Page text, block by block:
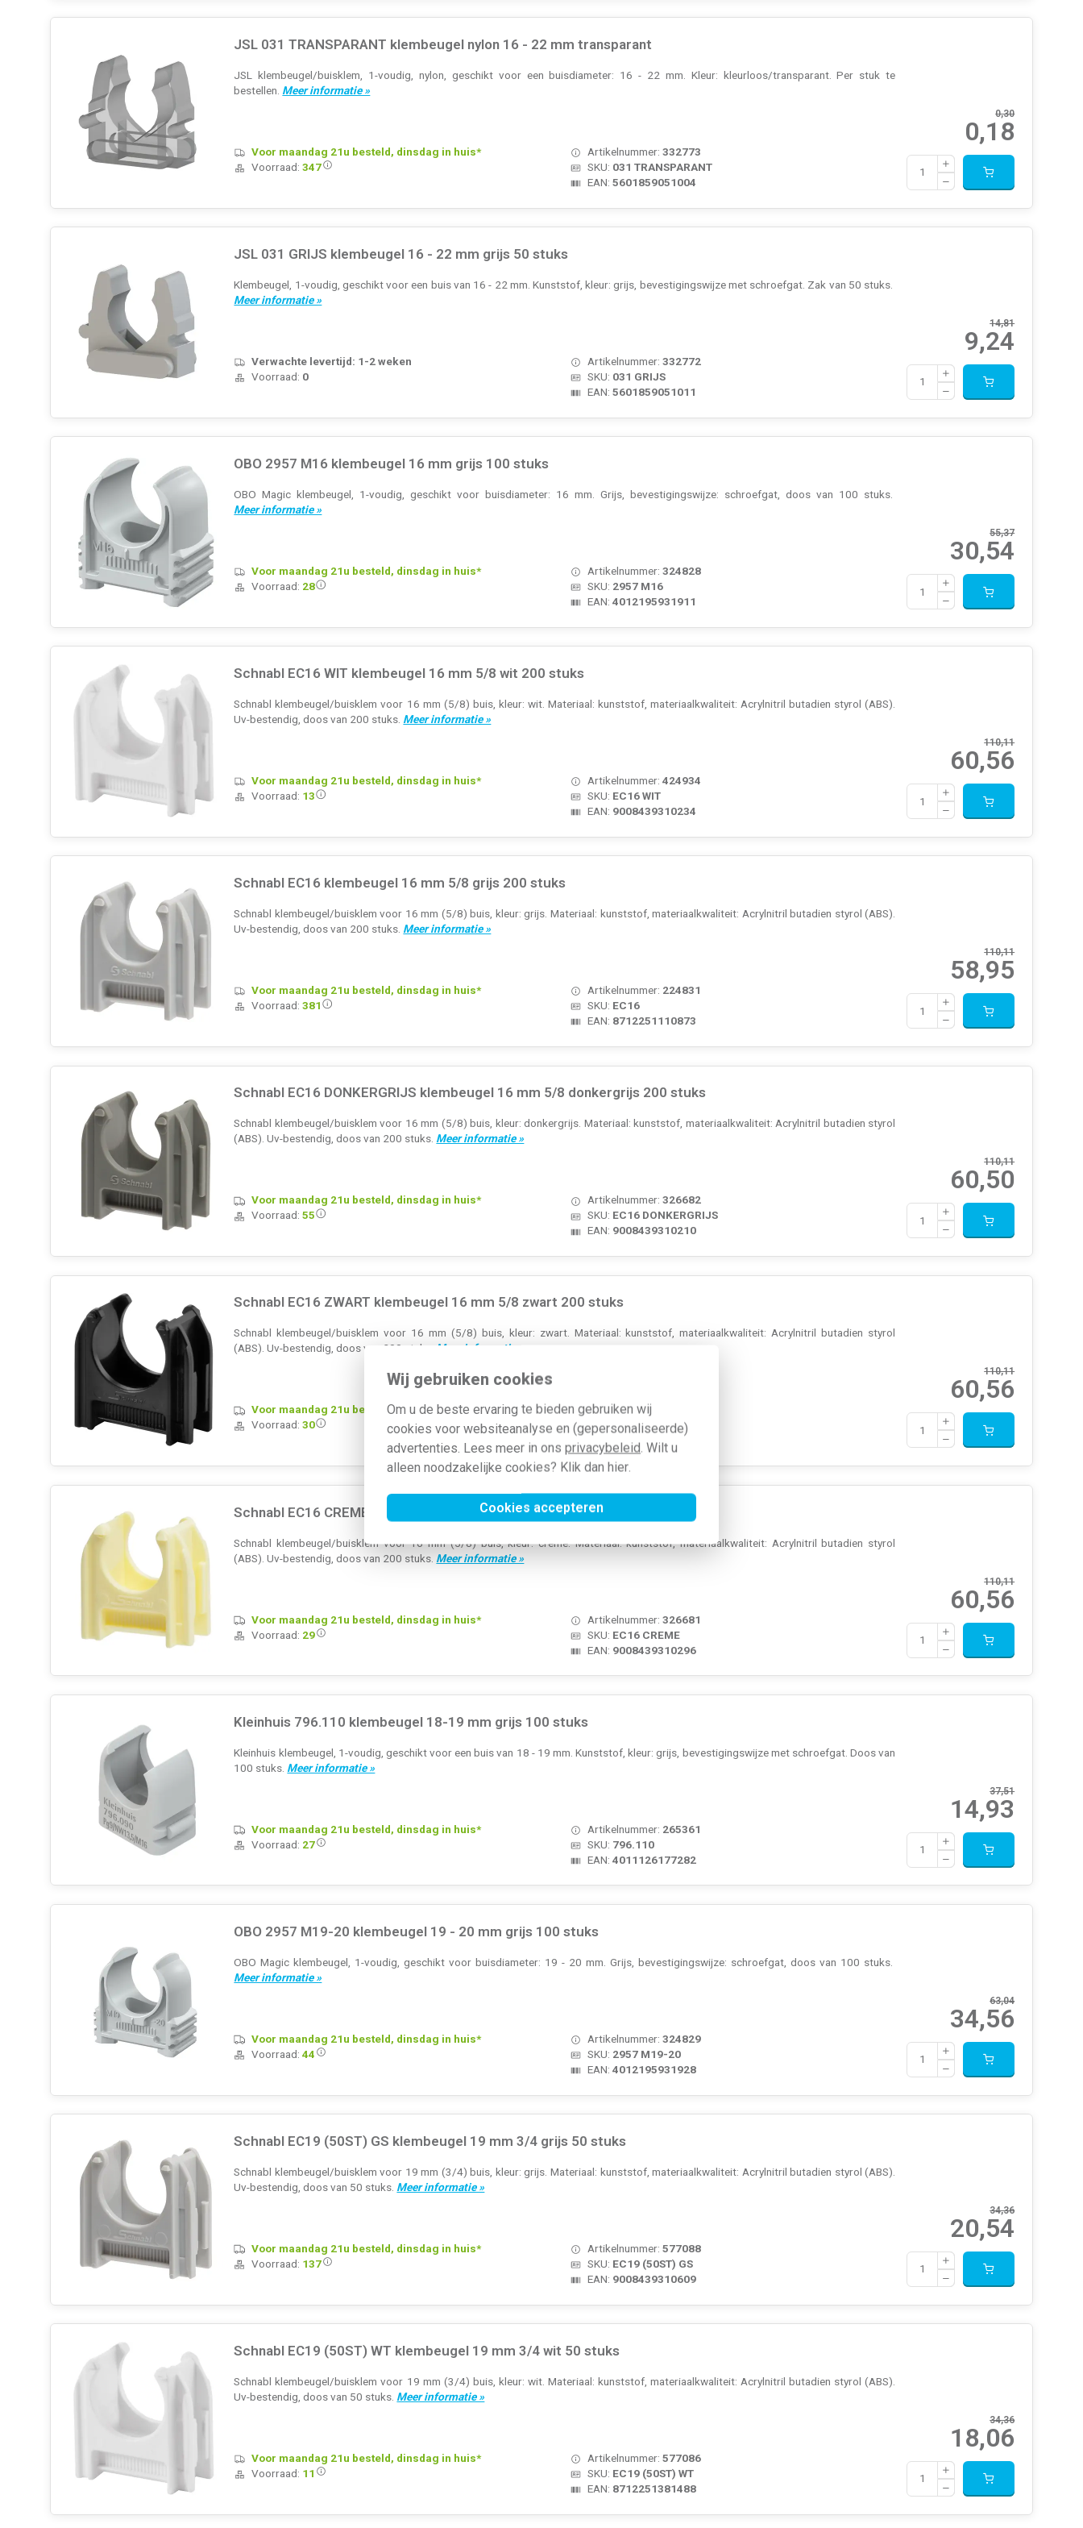
Wij gebruiken cookies
Om u de beste ervaring te bieden gebruiken wij
cookies voor websiteanalyse en (gepersonaliseerde)
advertenties. Lees meer in ons privacybeleid. Wilt u
alleen noodzakelijke cookies? Klik dan hier.
Cookies accepteren
JSL 031 TRANSPARANT klembeugel nylon 16 - 22 mm transparant
JSL klembeugel/buisklem, 1-voudig, nylon, geschikt voor een buisdiameter: 16 - 22 mm. Kleur: kleurloos/transparant. Per stuk te
bestellen. Meer informatie »
0,30
0,18
Artikelnummer:332773
SKU: 031 TRANSPARANT
EAN:5601859051004
Voor maandag 21u besteld, dinsdag in huis*
Voorraad: 347
JSL 031 GRIJS klembeugel 16 - 22 mm grijs 50 stuks
Klembeugel, 1-voudig, geschikt voor een buis van 16 - 22 mm. Kunststof, kleur: grijs, bevestigingswijze met schroefgat. Zak van 50 stuks.
Meer informatie »
14,81
9,24
Artikelnummer:332772
SKU: 031 GRIJS
EAN:5601859051011
Verwachte levertijd: 1-2 weken
Voorraad: 0
OBO 2957 M16 klembeugel 16 mm grijs 100 stuks
OBO Magic klembeugel, 1-voudig, geschikt voor buisdiameter: 16 mm. Grijs, bevestigingswijze: schroefgat, doos van 100 stuks.
Meer informatie »
55,37
30,54
Artikelnummer:324828
SKU: 2957 M16
EAN:4012195931911
Voor maandag 21u besteld, dinsdag in huis*
Voorraad: 28
Schnabl EC16 WIT klembeugel 16 mm 5/8 wit 200 stuks
Schnabl klembeugel/buisklem voor 16 mm (5/8) buis, kleur: wit. Materiaal: kunststof, materiaalkwaliteit: Acrylnitril butadien styrol (ABS).
Uv-bestendig, doos van 200 stuks. Meer informatie »
110,11
60,56
Artikelnummer:424934
SKU: EC16 WIT
EAN: 9008439310234
Voor maandag 21u besteld, dinsdag in huis*
Voorraad: 13
Schnabl EC16 klembeugel 16 mm 5/8 grijs 200 stuks
Schnabl klembeugel/buisklem voor 16 mm (5/8) buis, kleur: grijs. Materiaal: kunststof, materiaalkwaliteit: Acrylnitril butadien styrol (ABS).
Uv-bestendig, doos van 200 stuks. Meer informatie »
110,11
58,95
Artikelnummer: 224831
SKU: EC16
EAN: 8712251110873
Voor maandag 21u besteld, dinsdag in huis*
Voorraad: 381
Schnabl EC16 DONKERGRIJS klembeugel 16 mm 5/8 donkergrijs 200 stuks
Schnabl klembeugel/buisklem voor 16 mm (5/8) buis, kleur: donkergrijs. Materiaal: kunststof, materiaalkwaliteit: Acrylnitril butadien styrol
(ABS). Uv-bestendig, doos van 200 stuks. Meer informatie »
110,11
60,50
Artikelnummer:326682
SKU: EC16 DONKERGRIJS
EAN: 9008439310210
Voor maandag 21u besteld, dinsdag in huis*
Voorraad: 55
Schnabl EC16 ZWART klembeugel 16 mm 5/8 zwart 200 stuks
Schnabl klembeugel/buisklem voor 16 mm (5/8) buis, kleur: zwart. Materiaal: kunststof, materiaalkwaliteit: Acrylnitril butadien styrol
(ABS). Uv-bestendig, doos van 200 stuks.
Meer informatie »
110,11
60,56
Artikelnummer:
SKU:EC16 ZWART
EAN:
9008439310241
Voor maandag 21u besteld, dinsdag in huis*
Voorraad: 30
Schnabl EC16 CREME klembeugel 16 mm 5/8 creme 200 stuks
Schnabl klembeugel/buisklem voor 16 mm (5/8) buis, kleur: crème. Materiaal: kunststof, materiaalkwaliteit: Acrylnitril butadien styrol
(ABS). Uv-bestendig, doos van 200 stuks. Meer informatie »
110,11
60,56
Artikelnummer:326681
SKU: EC16 CREME
EAN: 9008439310296
Voor maandag 21u besteld, dinsdag in huis*
Voorraad: 29
Kleinhuis 796.110 klembeugel 18-19 mm grijs 100 stuks
Kleinhuis klembeugel, 1-voudig, geschikt voor een buis van 18 - 19 mm. Kunststof, kleur: grijs, bevestigingswijze met schroefgat. Doos van
100 stuks. Meer informatie »
37,51
14,93
Artikelnummer: 265361
SKU: 796.110
EAN:4011126177282
Voor maandag 21u besteld, dinsdag in huis*
Voorraad: 27
OBO 2957 M19-20 klembeugel 19 - 20 mm grijs 100 stuks
OBO Magic klembeugel, 1-voudig, geschikt voor buisdiameter: 19 - 20 mm. Grijs, bevestigingswijze: schroefgat, doos van 100 stuks.
Meer informatie »
63,04
34,56
Artikelnummer:324829
SKU: 2957 M19-20
EAN:4012195931928
Voor maandag 21u besteld, dinsdag in huis*
Voorraad: 44
Schnabl EC19 (50ST) GS klembeugel 19 mm 3/4 grijs 50 stuks
Schnabl klembeugel/buisklem voor 19 mm (3/4) buis, kleur: grijs. Materiaal: kunststof, materiaalkwaliteit: Acrylnitril butadien styrol (ABS).
Uv-bestendig, doos van 50 stuks. Meer informatie »
34,36
20,54
Artikelnummer:577088
SKU: EC19 (50ST) GS
EAN: 9008439310609
Voor maandag 21u besteld, dinsdag in huis*
Voorraad: 137
Schnabl EC19 (50ST) WT klembeugel 19 mm 3/4 wit 50 stuks
Schnabl klembeugel/buisklem voor 19 mm (3/4) buis, kleur: wit. Materiaal: kunststof, materiaalkwaliteit: Acrylnitril butadien styrol (ABS).
Uv-bestendig, doos van 50 stuks. Meer informatie »
34,36
18,06
Artikelnummer:577086
SKU: EC19 (50ST) WT
EAN: 8712251381488
Voor maandag 21u besteld, dinsdag in huis*
Voorraad: 11